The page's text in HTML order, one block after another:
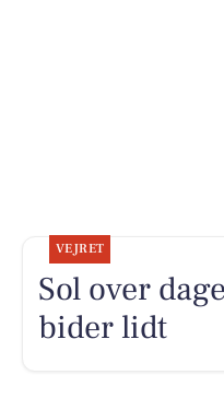
VEJRET
Sol over
bider lidt